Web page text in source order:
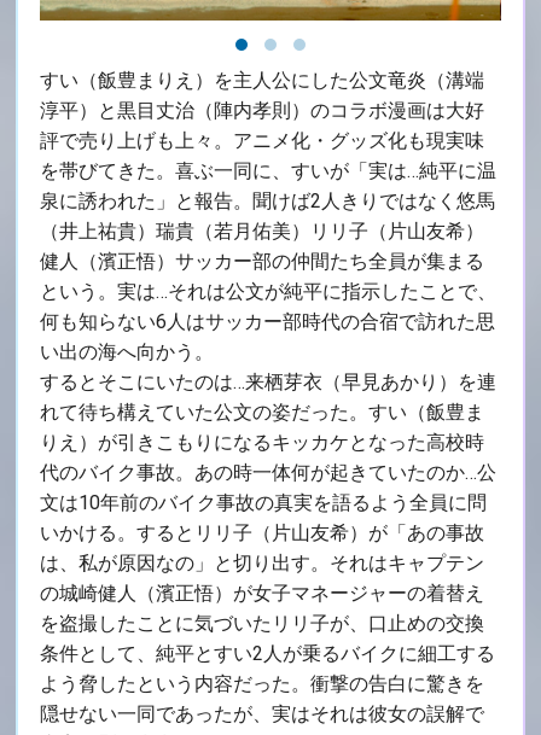
すい（飯豊まりえ）を主人公にした公文竜炎（溝端
淳平）と黒目丈治（陣内孝則）のコラボ漫画は大好
評で売り上げも上々。アニメ化・グッズ化も現実味
を帯びてきた。喜ぶ一同に、すいが「実は…純平に温
泉に誘われた」と報告。聞けば2人きりではなく悠馬
（井上祐貴）瑞貴（若月佑美）リリ子（片山友希）
健人（濱正悟）サッカー部の仲間たち全員が集まる
という。実は…それは公文が純平に指示したことで、
何も知らない6人はサッカー部時代の合宿で訪れた思
い出の海へ向かう。
するとそこにいたのは…来栖芽衣（早見あかり）を連
れて待ち構えていた公文の姿だった。すい（飯豊ま
りえ）が引きこもりになるキッカケとなった高校時
代のバイク事故。あの時一体何が起きていたのか…公
文は10年前のバイク事故の真実を語るよう全員に問
いかける。するとリリ子（片山友希）が「あの事故
は、私が原因なの」と切り出す。それはキャプテン
の城崎健人（濱正悟）が女子マネージャーの着替え
を盗撮したことに気づいたリリ子が、口止めの交換
条件として、純平とすい2人が乗るバイクに細工する
よう脅したという内容だった。衝撃の告白に驚きを
隠せない一同であったが、実はそれは彼女の誤解で